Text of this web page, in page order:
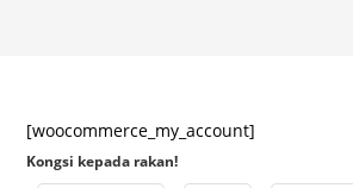
[woocommerce_my_account]
Kongsi kepada rakan!